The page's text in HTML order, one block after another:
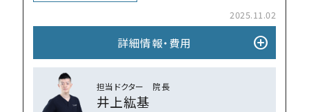
2025.11.02
詳細情報・費⽤ add_circle
担当ドクター 院⻑
井上紘基